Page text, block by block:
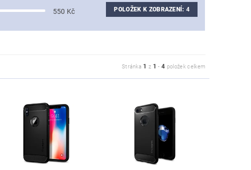
550 Kč POLOŽEK K ZOBRAZENÍ:4
Stránka 1 z 1 -4 položek celkem